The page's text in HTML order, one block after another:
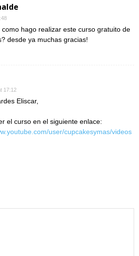
como hago realizar este curso gratuito de
desde ya muchas gracias!
17:12
Eliscar,
el curso en el siguiente enlace:
user/cupcakesymas/videos